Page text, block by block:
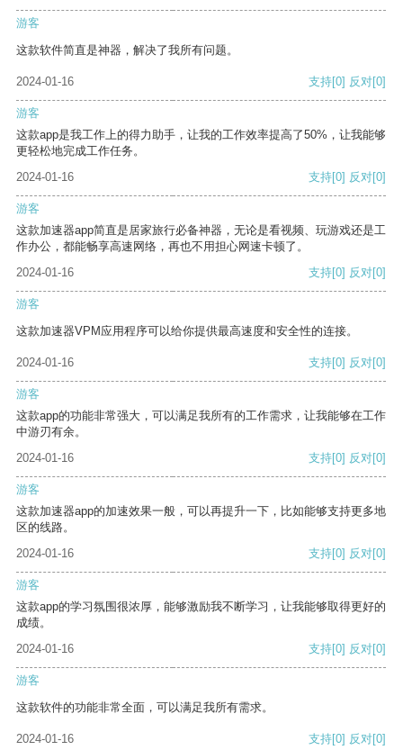
游客
这款软件简直是神器，解决了我所有问题。
2024-01-16 支持[0] 反对[0]
游客
这款app是我工作上的得力助手，让我的工作效率提高了50%，让我能够
更轻松地完成工作任务。
2024-01-16
支持[0] 反对[0]
游客
这款加速器app简直是居家旅行必备神器，无论是看视频、玩游戏还是工
作办公，都能畅享高速网络，再也不用担心网速卡顿了。
2024-01-16
支持[0] 反对[0]
游客
这款加速器VPM应用程序可以给你提供最高速度和安全性的连接。
2024-01-16 支持[0] 反对[0]
游客
这款app的功能非常强大，可以满足我所有的工作需求，让我能够在工作
中游刃有余。
2024-01-16
支持[0] 反对[0]
游客
这款加速器app的加速效果一般，可以再提升一下，比如能够支持更多地
区的线路。
2024-01-16
支持[0] 反对[0]
游客
这款app的学习氛围很浓厚，能够激励我不断学习，让我能够取得更好的
成绩。
2024-01-16
支持[0] 反对[0]
游客
这款软件的功能非常全面，可以满足我所有需求。
2024-01-16 支持[0] 反对[0]